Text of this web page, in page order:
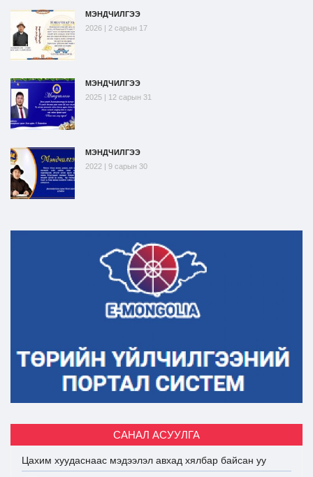
МЭНДЧИЛГЭЭ
2026 | 2 сарын 17
МЭНДЧИЛГЭЭ
2025 | 12 сарын 31
МЭНДЧИЛГЭЭ
2022 | 9 сарын 30
САНАЛ АСУУЛГА
Цахим хуудаснаас мэдээлэл авхад хялбар байсан уу